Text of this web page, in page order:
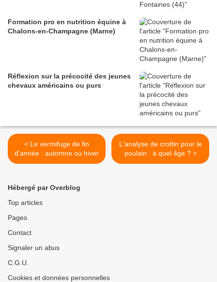
Formation pro en nutrition équine à
Chalons-en-Champagne (Marne)
Réflexion sur la précocité des jeunes
chevaux américains ou purs
< Le vermifuge de fin
d'année : automne ou hiver
L'analyse de crottin pour le
poulain : à quel âge ? >
Hébergé par Overblog
Top articles
Pages
Contact
Signaler un abus
C.G.U.
Cookies et données personnelles